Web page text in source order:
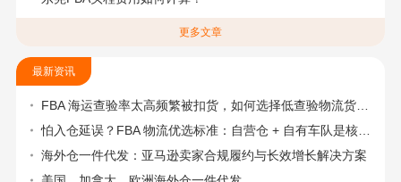
更多文章
最新资讯
FBA 海运查验率太高频繁被扣货，如何选择低查验物流货代？
怕入仓延误？FBA 物流优选标准：自营仓 + 自有车队是核心硬指标
海外仓一件代发：亚马逊卖家合规履约与长效增长解决方案